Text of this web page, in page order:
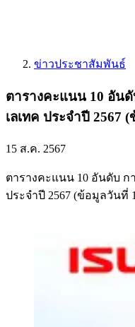
ข่าวประชาสัมพันธ์
ตารางคะแนน 10 อัน
เลเทค ประจำปี 2567
15 ส.ค. 2567
ตารางคะแนน 10 อันดับ
ประจำปี 2567 (ข้อมูลวันที่